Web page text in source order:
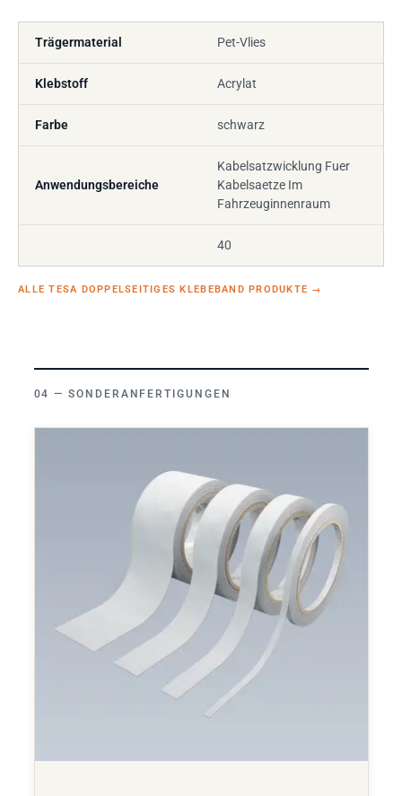
Trägermaterial Pet-Vlies
Klebstoff Acrylat
Farbe schwarz
Anwendungsbereiche
Kabelsatzwicklung Fuer
Kabelsaetze Im
Fahrzeuginnenraum
40
ALLE TESA DOPPELSEITIGES KLEBEBAND PRODUKTE →
SONDERANFERTIGUNGEN